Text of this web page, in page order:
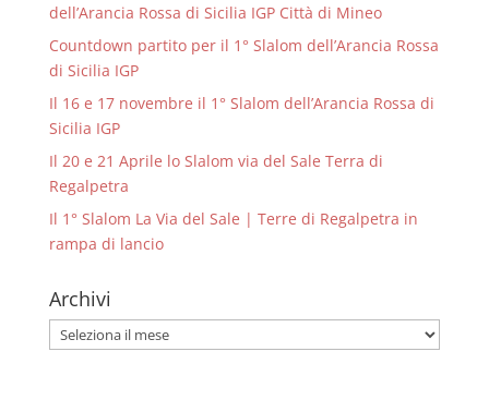
dell’Arancia Rossa di Sicilia IGP Città di Mineo
Countdown partito per il 1° Slalom dell’Arancia Rossa
di Sicilia IGP
Il 16 e 17 novembre il 1° Slalom dell’Arancia Rossa di
Sicilia IGP
Il 20 e 21 Aprile lo Slalom via del Sale Terra di
Regalpetra
Il 1° Slalom La Via del Sale | Terre di Regalpetra in
rampa di lancio
Archivi
Archivi